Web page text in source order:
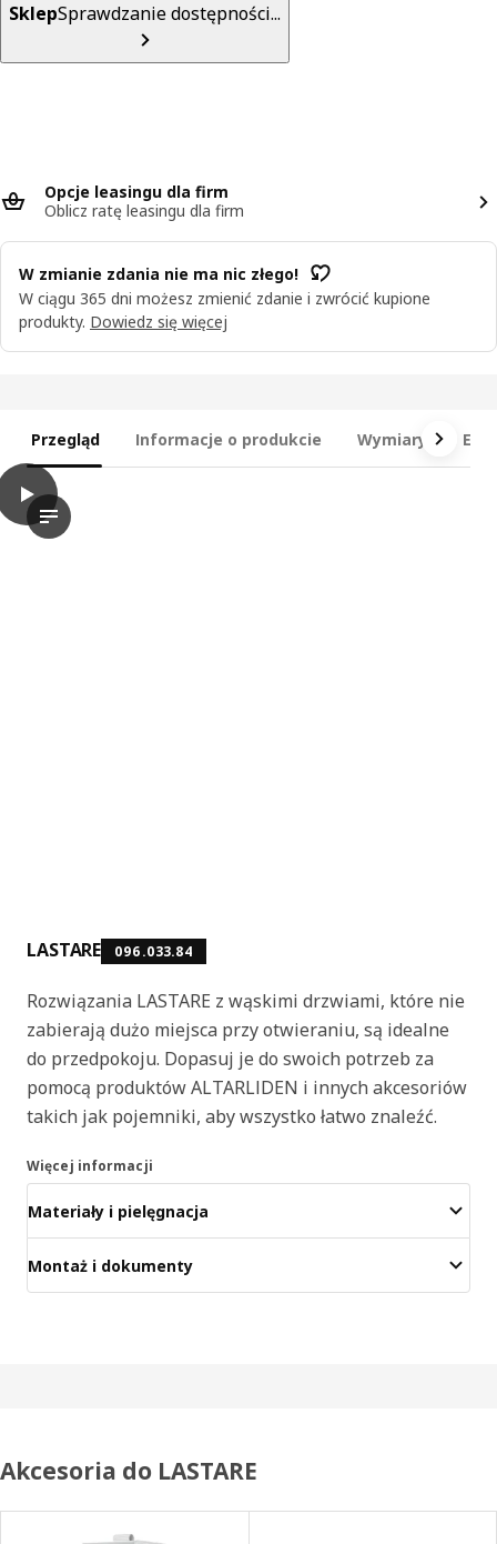
SklepSprawdzanie dostępności...
Opcje leasingu dla firm
Oblicz ratę leasingu dla firm
W zmianie zdania nie ma nic złego!
W ciągu 365 dni możesz zmienić zdanie i zwrócić kupione
produkty. Dowiedz się więcej
Przegląd Informacje o produkcie Wymiary
LASTARE 096.033.84
Rozwiązania LASTARE z wąskimi drzwiami, które nie
zabierają dużo miejsca przy otwieraniu, są idealne
do przedpokoju. Dopasuj je do swoich potrzeb za
pomocą produktów ALTARLIDEN i innych akcesoriów
takich jak pojemniki, aby wszystko łatwo znaleźć.
Więcej informacji
Materiały i pielęgnacja
Montaż i dokumenty
play
Film prezentuje kombinację garderoby o nazwie LASTARE,
LASTARE Kombinacja szafy, biały, 160x42x201 cm
Akcesoria do LASTARE